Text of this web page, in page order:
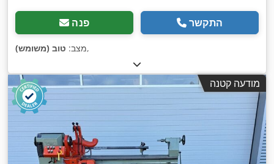
פנה התקשר
מצב: טוב (משומש) ,
מודעה קטנה